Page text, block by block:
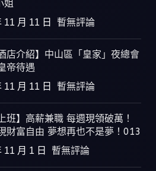
姐
11 月 11 日 暫無評論
店介紹】中山區「皇家」夜總會
帝待遇
11 月 11 日 暫無評論
班】高薪兼職 每週現領破萬！
財富自由 夢想再也不是夢！013
11 月 1 日 暫無評論